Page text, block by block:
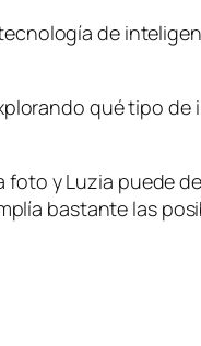
de
qué tipo de
y Luzia puede
bastante las